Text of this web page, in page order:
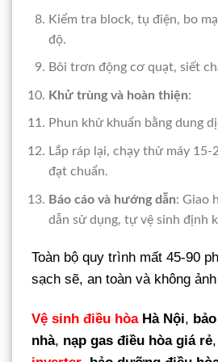
Kiểm tra block, tụ điện, bo
độ.
Bôi trơn động cơ quạt, siết
Khử trùng và hoàn thiện:
Phun khử khuẩn bằng dung
Lắp ráp lại, chạy thử máy
đạt chuẩn.
Báo cáo và hướng dẫn: Giao
dẫn sử dụng, tự vệ sinh định
Toàn bộ quy trình mất 45-90
sạch sẽ, an toàn và không
Vệ sinh điều hòaHà Nội,
nhà, nạp gas điều hòa giá rẻ,